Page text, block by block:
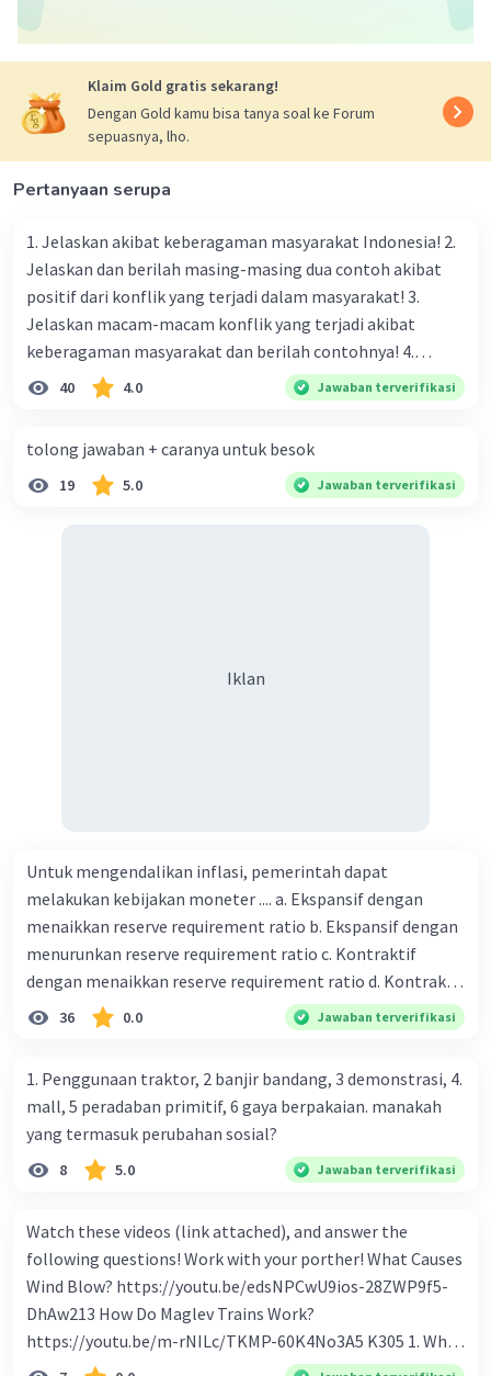
Klaim Gold gratis sekarang!
Dengan Gold kamu bisa tanya soal ke Forum
sepuasnya, lho.
Pertanyaan serupa
1. Jelaskan akibat keberagaman masyarakat Indonesia! 2.
Jelaskan dan berilah masing-masing dua contoh akibat
positif dari konflik yang terjadi dalam masyarakat! 3.
Jelaskan macam-macam konflik yang terjadi akibat
keberagaman masyarakat dan berilah contohnya! 4.
Mengapa dalam masyarakat yang memiliki keberagaman
bahasa, dan budaya. Berdasarkan pernyataan tersebut,
apa yang dapat kalian lakukan untuk menjaga
40 4.0 Jawaban terverifikasi
tolong jawaban + caranya untuk besok
19 5.0 Jawaban terverifikasi
Iklan
Untuk mengendalikan inflasi, pemerintah dapat
melakukan kebijakan moneter .... a. Ekspansif dengan
menaikkan reserve requirement ratio b. Ekspansif dengan
menurunkan reserve requirement ratio c. Kontraktif
dengan menaikkan reserve requirement ratio d. Kontraktif
dengan menurunkan reserve requirement ratio e.
Ekspansif dengan menaikkan tingkat diskonto Bila Bank
ceteris paribus maka .... a. Menimbulkan inflasi di mana
bentuk kurva jumlah uang beredar (penawaran uang) naik
dari kiri bawah ke kanan atas b. Menimbulkan deflasi di
mana bentuk kurva jumlah uang beredar (penawaran
meningkat di mana bentuk kurva jumlah uang beredar
(penawaran uang) naik dari kiri bawah ke kanan atas d.
Tingkat bunga turun di mana bentuk kurva jumlah uang
beredar (penawaran uang) naik dari kiri bawah ke kanan
atas e. Tingkat bunga turun di mana bentuk kurva jumlah
uang beredar (penawaran uang) vertikal Kebijakan fiskal
36 0.0 Jawaban terverifikasi
1. Penggunaan traktor, 2 banjir bandang, 3 demonstrasi, 4.
mall, 5 peradaban primitif, 6 gaya berpakaian. manakah
yang termasuk perubahan sosial?
8 5.0 Jawaban terverifikasi
Watch these videos (link attached), and answer the
following questions! Work with your porther! What Causes
Wind Blow? https://youtu.be/edsNPCwU9ios-28ZWP9f5-
DhAw213 How Do Maglev Trains Work?
https://youtu.be/m-rNILc/TKMP-60K4No3A5 K305 1. What
happens to air molecules when air heats them up? 2. Why